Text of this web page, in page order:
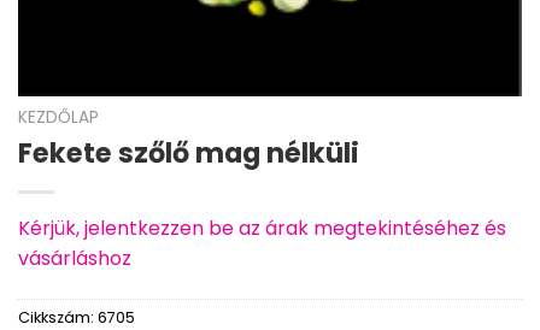
KEZDŐLAP
Fekete szőlő mag nélküli
Kérjük, jelentkezzen be az árak megtekintéséhez és
vásárláshoz
Cikkszám: 6705